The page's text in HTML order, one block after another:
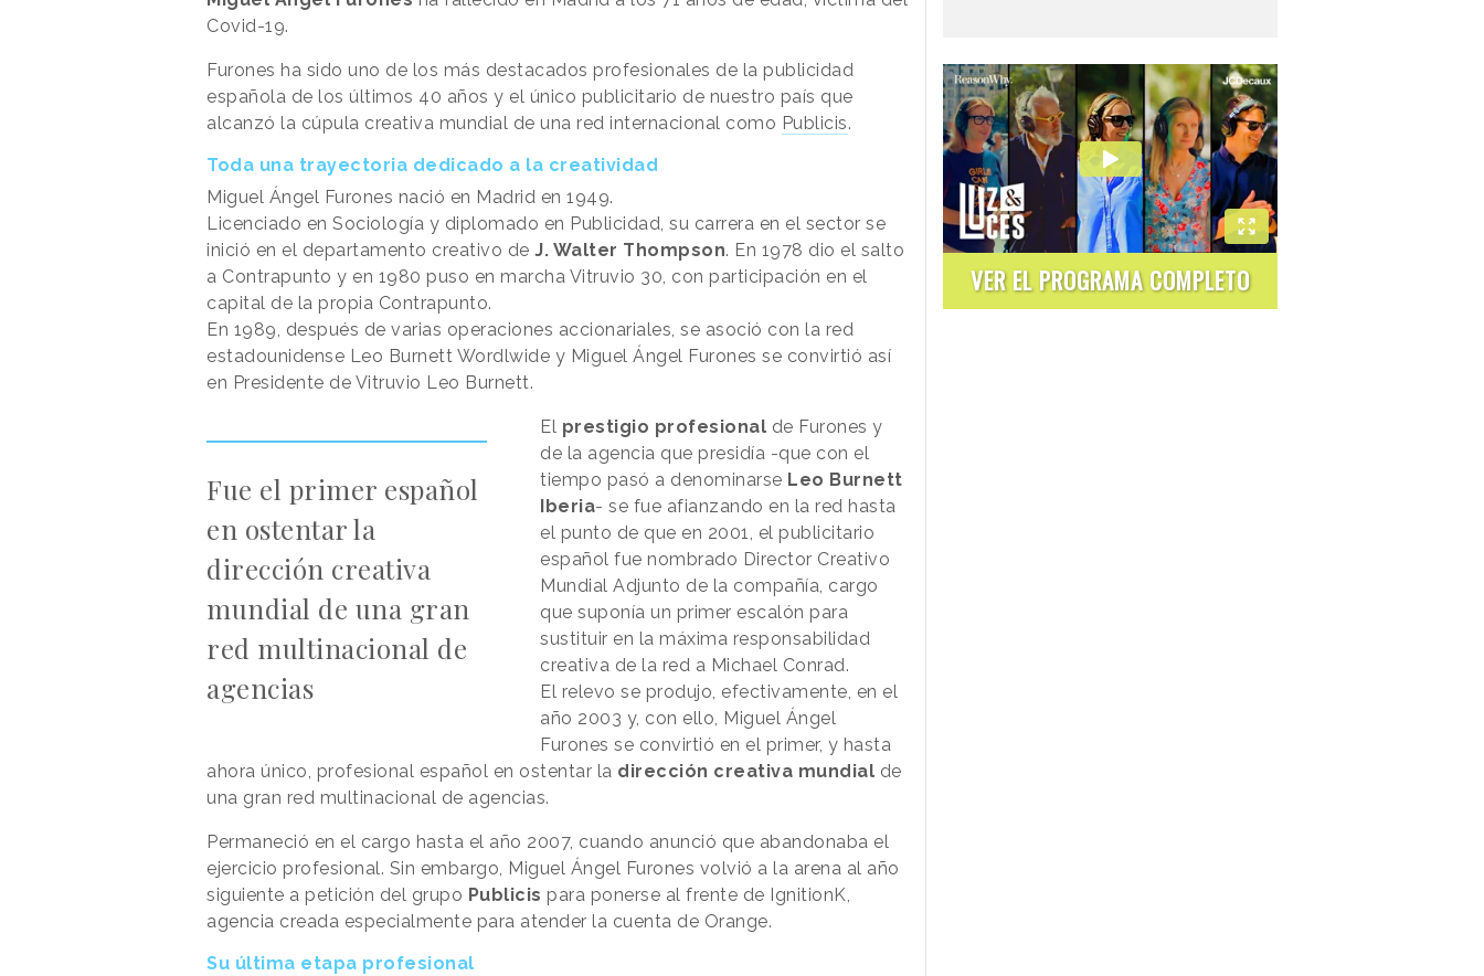
Covid-19.
Furones ha sido uno de los más destacados profesionales de la publicidad
española de los últimos 40 años y el único publicitario de nuestro país que
alcanzó la cúpula creativa mundial de una red internacional como Publicis.
Toda una trayectoria dedicado a la creatividad
Miguel Ángel Furones nació en Madrid en 1949.
Licenciado en Sociología y diplomado en Publicidad, su carrera en el sector se
inició en el departamento creativo de J. Walter Thompson. En 1978 dio el salto
a Contrapunto y en 1980 puso en marcha Vitruvio 30, con participación en el
capital de la propia Contrapunto.
En 1989, después de varias operaciones accionariales, se asoció con la red
estadounidense Leo Burnett Wordlwide y Miguel Ángel Furones se convirtió así
en Presidente de Vitruvio Leo Burnett.
Fue el primer español
en ostentar la
dirección creativa
mundial de una gran
red multinacional de
agencias
El prestigio profesional de Furones y
de la agencia que presidía -que con el
tiempo pasó a denominarse Leo Burnett
Iberia- se fue afianzando en la red hasta
el punto de que en 2001, el publicitario
español fue nombrado Director Creativo
Mundial Adjunto de la compañía, cargo
que suponía un primer escalón para
sustituir en la máxima responsabilidad
creativa de la red a Michael Conrad.
El relevo se produjo, efectivamente, en el
año 2003 y, con ello, Miguel Ángel
Furones se convirtió en el primer, y hasta
ahora único, profesional español en ostentar la dirección creativa mundial de
una gran red multinacional de agencias.
Permaneció en el cargo hasta el año 2007, cuando anunció que abandonaba el
ejercicio profesional. Sin embargo, Miguel Ángel Furones volvió a la arena al año
siguiente a petición del grupo Publicis para ponerse al frente de IgnitionK,
agencia creada especialmente para atender la cuenta de Orange.
Su última etapa profesional
VER EL PROGRAMA COMPLETO